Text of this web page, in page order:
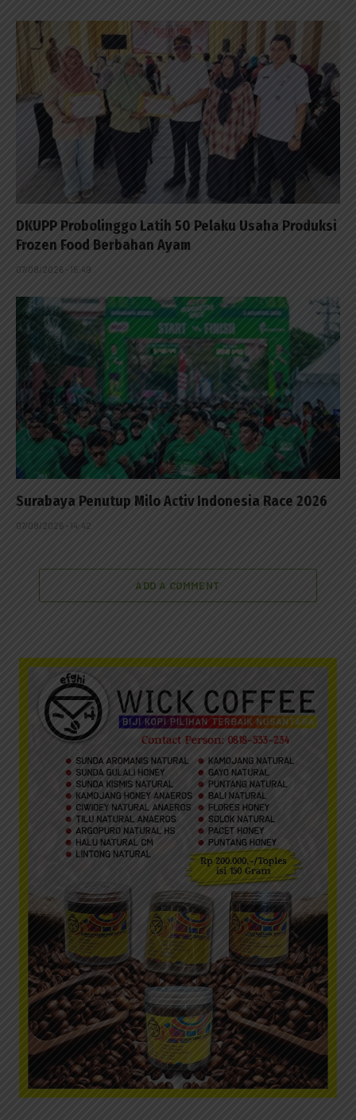
DKUPP Probolinggo Latih 50 Pelaku Usaha Produksi
Frozen Food Berbahan Ayam
07/08/2026 - 15:49
Surabaya Penutup Milo Activ Indonesia Race 2026
07/08/2026 - 14:42
ADD A COMMENT